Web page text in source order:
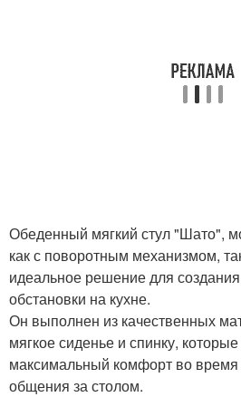
Обеденный мягкий стул "Шато",
как с поворотным механизмом,
идеальное решение для
обстановки на кухне.
Он выполнен из качественных
мягкое сиденье и спинку,
максимальный комфорт во
общения за столом.